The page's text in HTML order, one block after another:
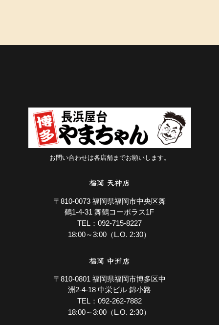
お問い合わせは各店舗までお願いします。
福岡 天神店
〒810-0073 福岡県福岡市中央区舞
鶴1-4-31 舞鶴コーポラス1F
TEL：092-715-8227
18:00～3:00（L.O. 2:30）
福岡 中洲店
〒810-0801 福岡県福岡市博多区中
洲2-4-18 中栄ビル 錦小路
TEL：092-262-7882
18:00～3:00（L.O. 2:30）